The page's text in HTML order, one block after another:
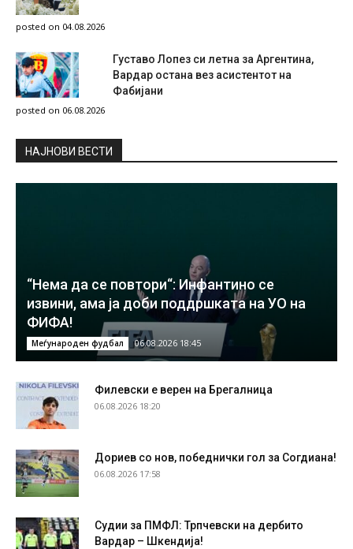
posted on 04.08.2026
Густаво Лопез си летна за Аргентина,
Вардар остана вез асистентот на
Фабијани
posted on 06.08.2026
НAЈНОВИ ВЕСТИ
“Нема да се повтори“: Инфантино се
извини, ама ја доби поддршката на УО на
ФИФА!
Меѓународен фудбал 06.08.2026 18:45
Филевски е верен на Брегалница
06.08.2026 18:20
Дориев со нов, победнички гол за Согдиана!
06.08.2026 17:58
Судии за ПМФЛ: Трпчевски на дербито
Вардар – Шкендија!